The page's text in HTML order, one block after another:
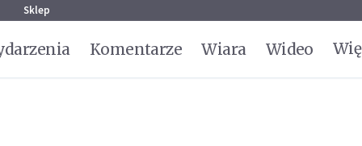
Sklep
Komentarze Wiara Wideo